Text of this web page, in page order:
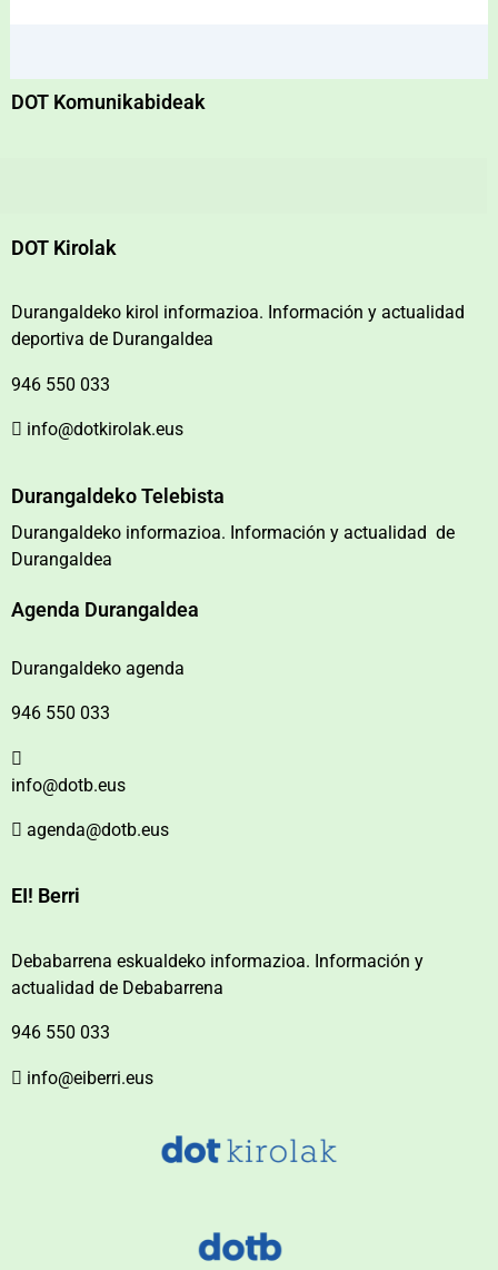
DOT Komunikabideak
DOT Kirolak
Durangaldeko kirol informazioa. Información y actualidad
deportiva de Durangaldea
946 550 033
info@dotkirolak.eus
Durangaldeko Telebista
Durangaldeko informazioa. Información y actualidad de
Durangaldea
Agenda Durangaldea
Durangaldeko agenda
946 550 033
info@dotb.eus
agenda@dotb.eus
EI! Berri
Debabarrena eskualdeko informazioa. Información y
actualidad de Debabarrena
946 550 033
info@eiberri.eus